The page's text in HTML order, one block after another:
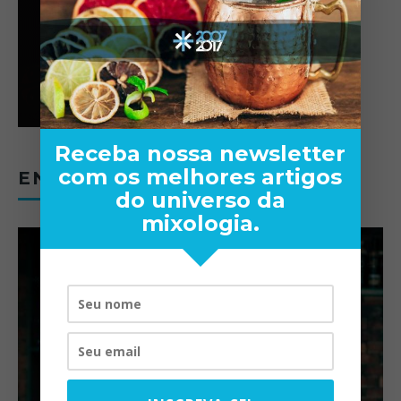
ENTREVISTAS
Receba nossa newsletter
com os melhores artigos
do universo da
mixologia.